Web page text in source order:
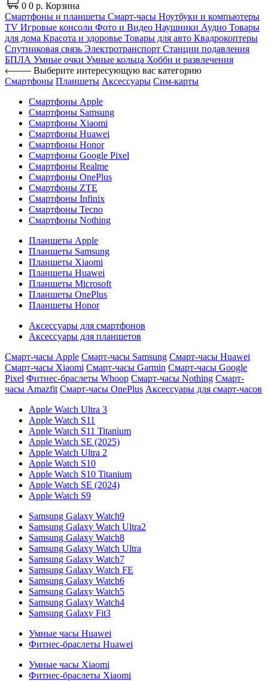
0 0 р. Корзина
Смартфоны и планшеты Смарт-часы Ноутбуки и компьютеры
TV Игровые консоли Фото и Видео Наушники Аудио Товары
для дома Красота и здоровье Товары для авто Квадрокоптеры
Спутниковая связь Электротранспорт Станции подавления
БПЛА Умные очки Умные кольца Хобби и развлечения
Выберите интересующую вас категорию
Смартфоны Планшеты Аксессуары Сим-карты
Смартфоны Apple
Смартфоны Samsung
Смартфоны Xiaomi
Смартфоны Huawei
Смартфоны Honor
Смартфоны Google Pixel
Смартфоны Realme
Смартфоны OnePlus
Смартфоны ZTE
Смартфоны Infinix
Смартфоны Tecno
Смартфоны Nothing
Планшеты Apple
Планшеты Samsung
Планшеты Xiaomi
Планшеты Huawei
Планшеты Microsoft
Планшеты OnePlus
Планшеты Honor
Аксессуары для смартфонов
Аксессуары для планшетов
Смарт-часы Apple Смарт-часы Samsung Смарт-часы Huawei
Смарт-часы Xiaomi Смарт-часы Garmin Смарт-часы Google
Pixel Фитнес-браслеты Whoop Смарт-часы Nothing Смарт-
часы Amazfit Смарт-часы OnePlus Аксессуары для смарт-часов
Apple Watch Ultra 3
Apple Watch S11
Apple Watch S11 Titanium
Apple Watch SE (2025)
Apple Watch Ultra 2
Apple Watch S10
Apple Watch S10 Titanium
Apple Watch SE (2024)
Apple Watch S9
Samsung Galaxy Watch9
Samsung Galaxy Watch Ultra2
Samsung Galaxy Watch8
Samsung Galaxy Watch Ultra
Samsung Galaxy Watch7
Samsung Galaxy Watch FE
Samsung Galaxy Watch6
Samsung Galaxy Watch5
Samsung Galaxy Watch4
Samsung Galaxy Fit3
Умные часы Huawei
Фитнес-браслеты Huawei
Умные часы Xiaomi
Фитнес-браслеты Xiaomi